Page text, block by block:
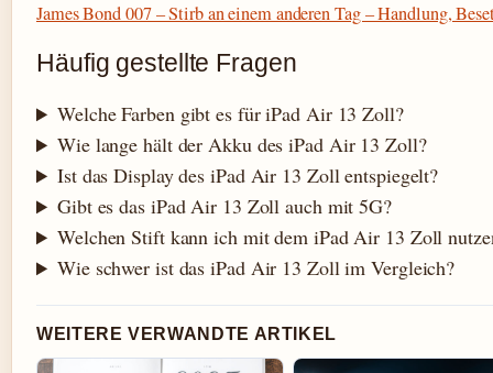
James Bond 007 – Stirb an einem anderen Tag – Handlung,
Häufig gestellte Fragen
Welche Farben gibt es für iPad Air 13 Zoll?
Wie lange hält der Akku des iPad Air 13 Zoll?
Ist das Display des iPad Air 13 Zoll entspiegelt?
Gibt es das iPad Air 13 Zoll auch mit 5G?
Welchen Stift kann ich mit dem iPad Air 13 Zoll
Wie schwer ist das iPad Air 13 Zoll im Vergleich?
WEITERE VERWANDTE ARTIKEL